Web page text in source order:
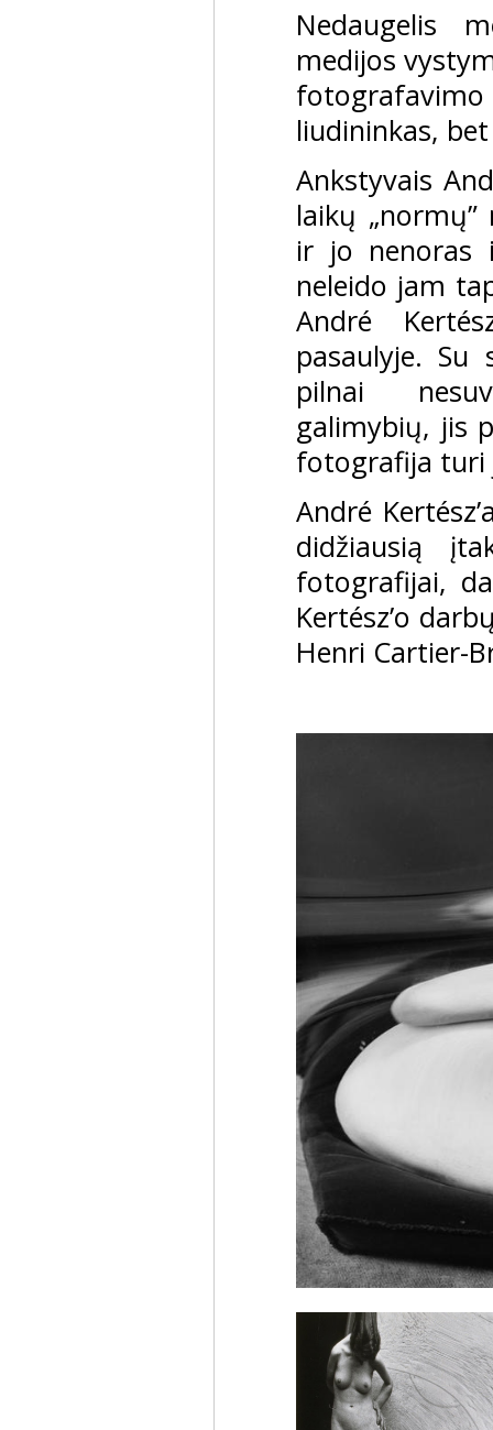
Nedaugelis
medijos
liudininkas,
Ankstyvais
laikų
ir jo nenoras
neleido jam
André
pasaulyje.
pilnai
galimybių, jis
fotografija turi
André
didžiausią
fotografijai,
Kertész’o
Henri Cartier-